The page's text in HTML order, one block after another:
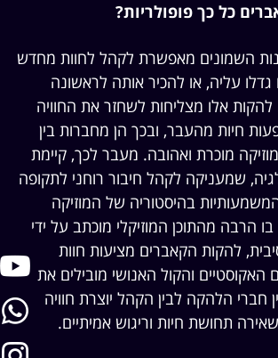
כל כך פופולריות?
השמונים מאפשרת לקהל לחוות מחדש
עליה, או להכיר אותה לראשונה
אלו מצליחות לשחזר את החוויה
חיות מהעבר, ובכך הן מחברות בין
מוכרת ואהובה. מעבר לכך, קיימת
שמעניקה לקהל חיבור רוחני לתקופה
בהיסטוריה של המוזיקה
בו הרבה מהתוכן המוזיקלי מוכתב על ידי
להקות הקאברים מציעות חוות
האקוסטיים והקול האנושי מובילים את
חברי הלהקה לבין הקהל יוצרת חוויה
תחושת חיות וריגוש אמיתיים.